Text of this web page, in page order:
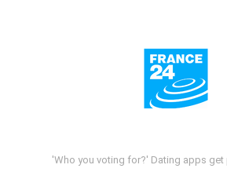
'Who you voting for?' Dating apps get